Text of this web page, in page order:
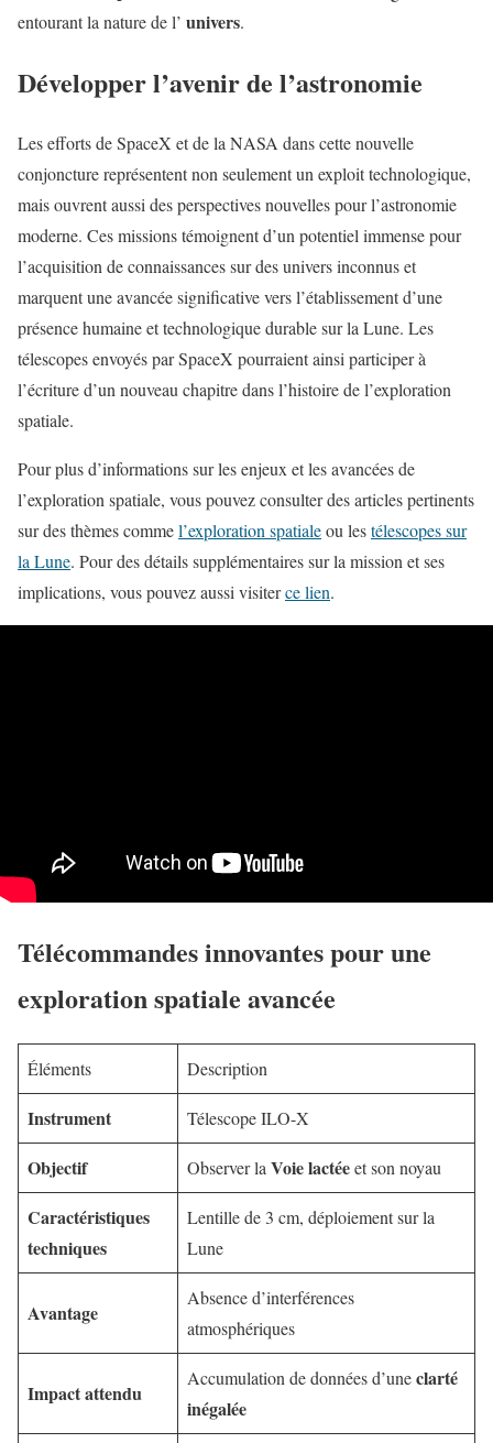
entourant la nature de l’ univers.
Développer l’avenir de l’astronomie
Les efforts de SpaceX et de la NASA dans cette nouvelle
conjoncture représentent non seulement un exploit technologique,
mais ouvrent aussi des perspectives nouvelles pour l’astronomie
moderne. Ces missions témoignent d’un potentiel immense pour
l’acquisition de connaissances sur des univers inconnus et
marquent une avancée significative vers l’établissement d’une
présence humaine et technologique durable sur la Lune. Les
télescopes envoyés par SpaceX pourraient ainsi participer à
l’écriture d’un nouveau chapitre dans l’histoire de l’exploration
spatiale.
Pour plus d’informations sur les enjeux et les avancées de
l’exploration spatiale, vous pouvez consulter des articles pertinents
sur des thèmes commel’exploration spatialeou lestélescopes sur
la Lune. Pour des détails supplémentaires sur la mission et ses
implications, vous pouvez aussi visiterce lien.
Télécommandes innovantes pour une
exploration spatiale avancée
Éléments Description
Instrument Télescope ILO-X
Objectif Observer la Voie lactéeet son noyau
Caractéristiques
techniques
Lentille de 3 cm, déploiement sur la
Lune
Avantage
Absence d’interférences
atmosphériques
Impact attendu
Accumulation de données d’uneclarté
inégalée